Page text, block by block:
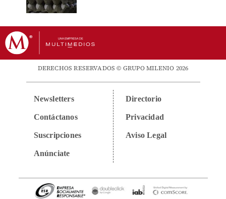
DERECHOS RESERVADOS © GRUPO MILENIO 2026
Newsletters
Contáctanos
Suscripciones
Anúnciate
Directorio
Privacidad
Aviso Legal